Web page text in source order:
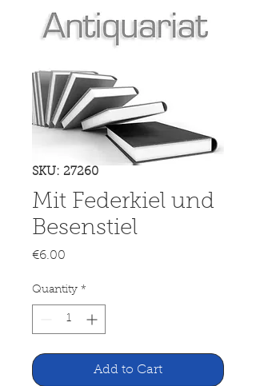
SKU: 27260
Mit Federkiel und
Besenstiel
€6.00
Quantity *
Add to Cart